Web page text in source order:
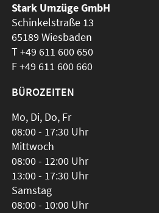
Stark Umzüge GmbH
Schinkelstraße 13
65189 Wiesbaden
T+49 611 600 650
F +49 611 600 660
BÜROZEITEN
Mo, Di, Do, Fr
08:00 - 17:30 Uhr
Mittwoch
08:00 - 12:00 Uhr
13:00 - 17:30 Uhr
Samstag
08:00 - 10:00 Uhr